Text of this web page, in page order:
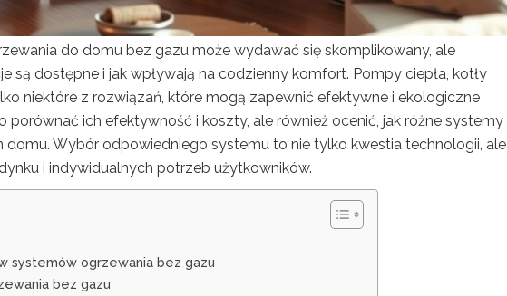
do domu bez gazu może wydawać się skomplikowany, ale
są dostępne i jak wpływają na codzienny komfort. Pompy ciepła, kotły
niektóre z rozwiązań, które mogą zapewnić efektywne i ekologiczne
porównać ich efektywność i koszty, ale również ocenić, jak różne systemy
Wybór odpowiedniego systemu to nie tylko kwestia technologii, ale
i indywidualnych potrzeb użytkowników.
systemów ogrzewania bez gazu
bez gazu